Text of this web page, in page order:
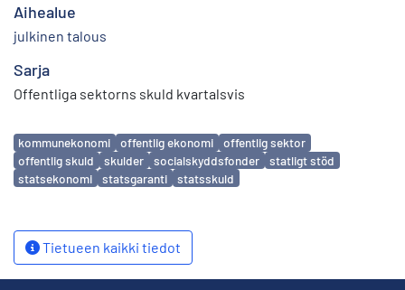
Aihealue
julkinen talous
Sarja
Offentliga sektorns skuld kvartalsvis
Avainsanat
kommunekonomi offentlig ekonomi
offentlig sektor
offentlig skuld
skulder socialskyddsfonder
statligt stöd
statsekonomi
statsgaranti statsskuld
Tietueen kaikki tiedot